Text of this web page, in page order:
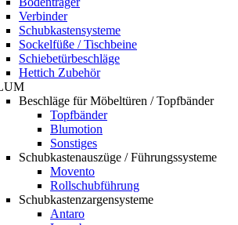
Verbinder
Schubkastensysteme
Sockelfüße / Tischbeine
Schiebetürbeschläge
Hettich Zubehör
Beschläge für Möbeltüren / Topfbänder
Topfbänder
Blumotion
Sonstiges
Schubkastenauszüge / Führungssysteme
Movento
Rollschubführung
Schubkastenzargensysteme
Antaro